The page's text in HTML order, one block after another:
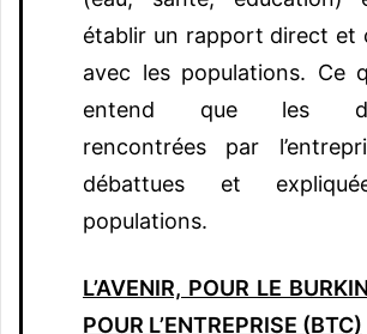
établir un rapport direct et
avec les populations. Ce
entend que les
rencontrées par
débattues et
populations.
L’AVENIR, POUR LE
POUR L’ENTREPRISE (BTC)